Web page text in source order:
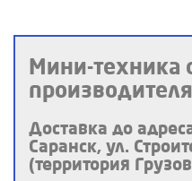
Мини-техника
производителя
Доставка до
Саранск, ул.
(территория